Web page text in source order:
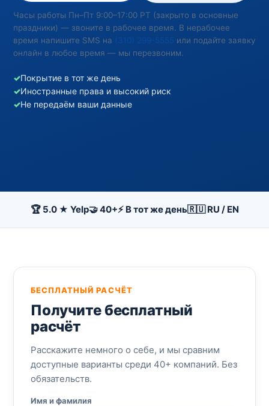
Часы работы Пн–Пт 9:00–17:00 PT (закрыто в основные
праздники) — звоните в рабочее время. В нерабочее
время напишите SMS на (310) 299-5555 или подайте заявку
онлайн в любое время — мы перезвоним.
✓Покрытие в тот же день
✓Иностранные права и высокий риск
✓Не передаём ваши данные
🏆 5.0 ★ Yelp🤝 40+⚡ В тот же день🇷🇺 RU / EN
БЕСПЛАТНЫЙ РАСЧЁТ
Получите бесплатный
расчёт
Расскажите немного о себе, и мы сравним
доступные варианты среди 40+ компаний. Без
обязательств.
Имя и фамилия